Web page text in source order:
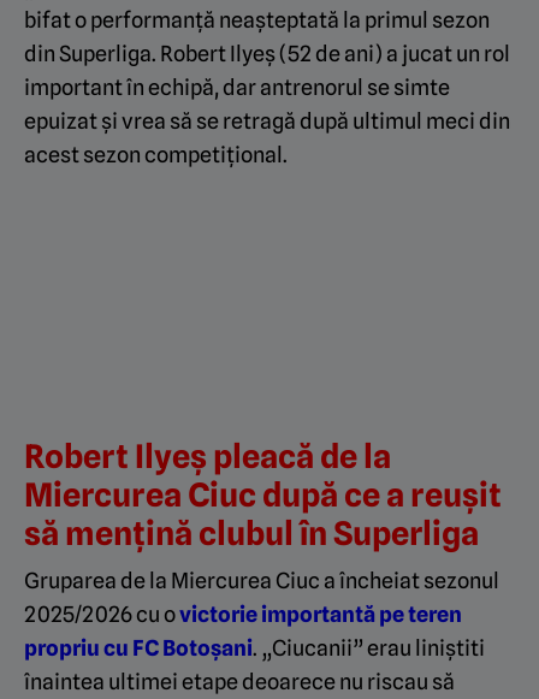
bifat o performanță neașteptată la primul sezon
din Superliga. Robert Ilyeș (52 de ani) a jucat un rol
important în echipă, dar antrenorul se simte
epuizat și vrea să se retragă după ultimul meci din
acest sezon competițional.
Robert Ilyeș pleacă de la
Miercurea Ciuc după ce a reușit
să mențină clubul în Superliga
Gruparea de la Miercurea Ciuc a încheiat sezonul
2025/2026 cu ovictorie importantă pe teren
propriu cu FC Botoșani. „Ciucanii” erau liniștiti
înaintea ultimei etape deoarece nu riscau să